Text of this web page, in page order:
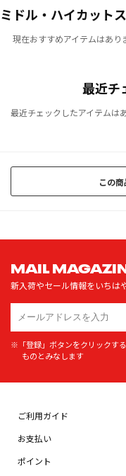
ミドル・ハイカット
現在おすすめアイテムはあり
最近チ
最近チェックしたアイテムは
この
MAIL
新入荷やセール情報をいちは
※「登録」ボタンをクリックする
ものとみなします
ご利用ガイド
お支払い
ポイント